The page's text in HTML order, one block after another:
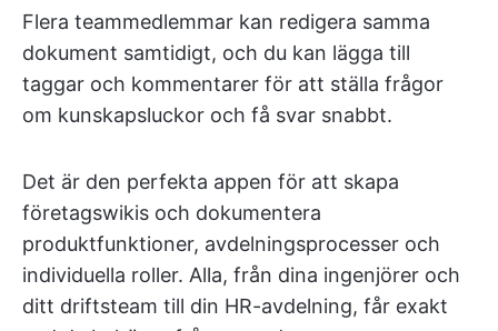
Flera teammedlemmar kan redigera samma
dokument samtidigt, och du kan lägga till
taggar och kommentarer för att ställa frågor
om kunskapsluckor och få svar snabbt.
Det är den perfekta appen för att skapa
företagswikis och dokumentera
produktfunktioner, avdelningsprocesser och
individuella roller. Alla, från dina ingenjörer och
ditt driftsteam till din HR-avdelning, får exakt